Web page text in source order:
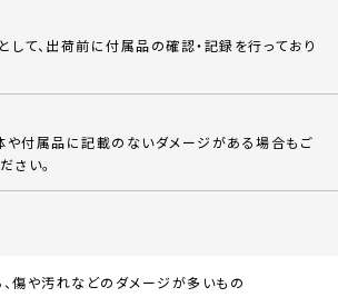
て、出荷前に付属品の確認・記録を行っており
や付属品に記載のないダメージがある場合もご
さい。
傷や汚れなどのダメージが多いもの